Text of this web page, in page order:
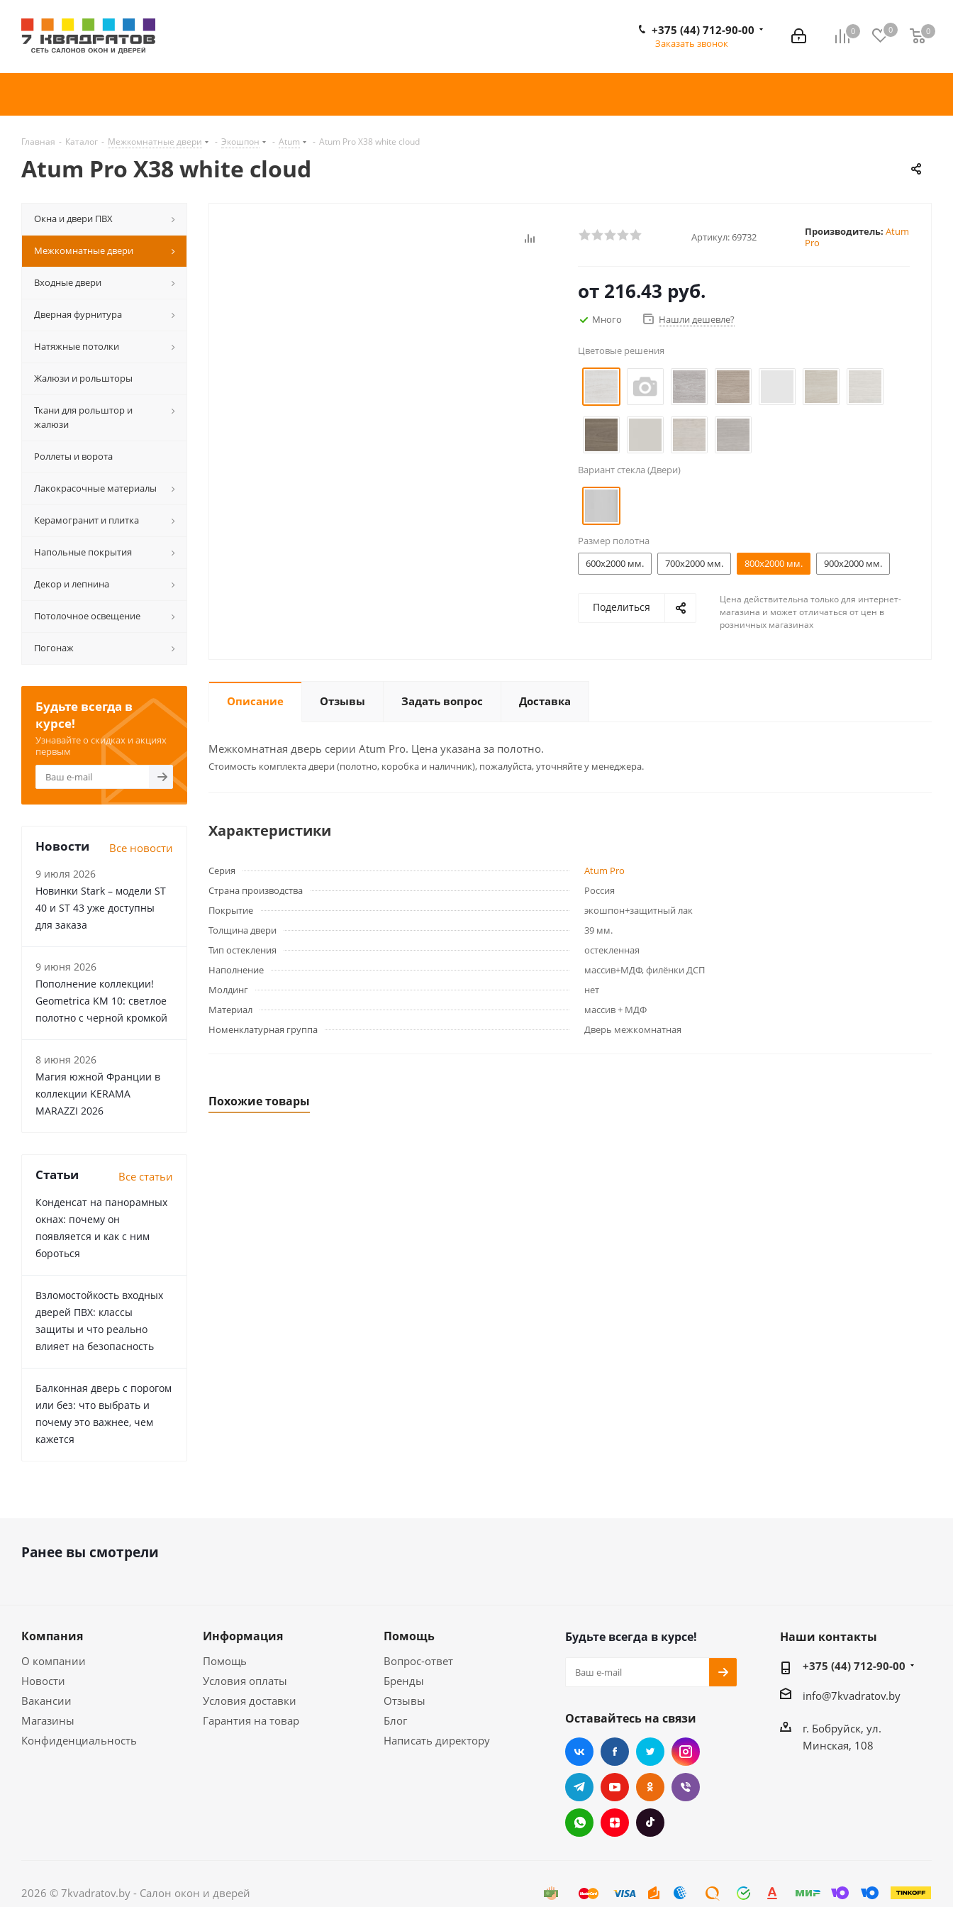
0 0 0
0
+375 (44) 712-90-00
Заказать звонок
Главная - Каталог - Межкомнатные двери - Экошпон - Atum - Atum Pro Х38 white cloud
Atum Pro Х38 white cloud
Артикул:69732 Производитель: Atum
Pro
от 216.43 руб.
Много Нашли дешевле?
Цветовые решения
Вариант стекла (Двери)
Размер полотна
600x2000 мм.
700x2000 мм. 800x2000 мм. 900x2000 мм.
Поделиться
Цена действительна только для интернет-
магазина и может отличаться от цен в
розничных магазинах
Описание Отзывы Задать вопрос Доставка
Межкомнатная дверь серии Atum Pro. Цена указана за полотно.
Cтоимость комплекта двери (полотно, коробка и наличник), пожалуйста, уточняйте у менеджера.
Характеристики
Серия
Atum Pro
Страна производства
Россия
Покрытие
экошпон+защитный лак
Толщина двери
39 мм.
Тип остекления
остекленная
Наполнение
массив+МДФ, филёнки ДСП
Молдинг
нет
Материал
массив + МДФ
Номенклатурная группа
Дверь межкомнатная
Похожие товары
Окна и двери ПВХ
Межкомнатные двери
Входные двери
Дверная фурнитура
Натяжные потолки
Жалюзи и рольшторы
Ткани для рольштор и
жалюзи
Роллеты и ворота
Лакокрасочные материалы
Керамогранит и плитка
Напольные покрытия
Декор и лепнина
Потолочное освещение
Погонаж
Будьте всегда в
курсе!
Узнавайте о скидках и акциях
первым
Новости Все новости
9 июля 2026
Новинки Stark – модели ST
40 и ST 43 уже доступны
для заказа
9 июня 2026
Пополнение коллекции!
Geometrica KM 10: светлое
полотно с черной кромкой
8 июня 2026
Магия южной Франции в
коллекции KERAMA
MARAZZI 2026
Статьи Все статьи
Конденсат на панорамных
окнах: почему он
появляется и как с ним
бороться
Взломостойкость входных
дверей ПВХ: классы
защиты и что реально
влияет на безопасность
Балконная дверь с порогом
или без: что выбрать и
почему это важнее, чем
кажется
Ранее вы смотрели
Компания
О компании
Новости
Вакансии
Магазины
Конфиденциальность
Информация
Помощь
Условия оплаты
Условия доставки
Гарантия на товар
Помощь
Вопрос-ответ
Бренды
Отзывы
Блог
Написать директору
Будьте всегда в курсе!
Оставайтесь на связи
Наши контакты
+375 (44) 712-90-00
info@7kvadratov.by
г. Бобруйск, ул.
Минская, 108
2026 © 7kvadratov.by - Салон окон и дверей